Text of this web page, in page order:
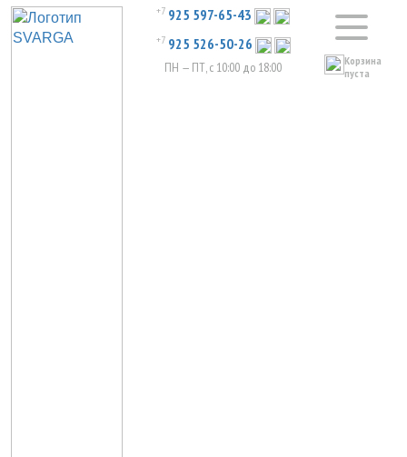
+7 925 597-65-43
+7 925 526-50-26
ПН — ПТ, с 10:00 до 18:00
Корзина
пуста